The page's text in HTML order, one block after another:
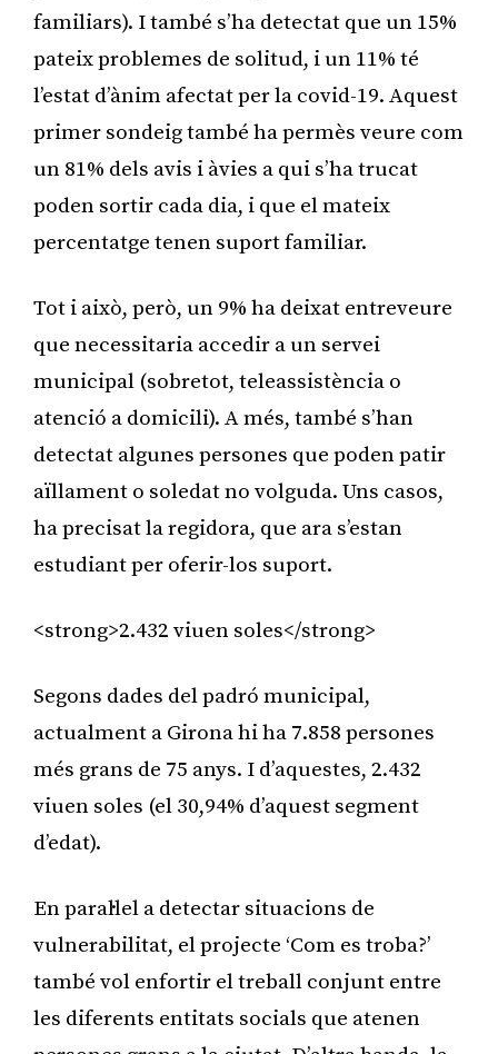
familiars). I també s’ha detectat que un 15%
pateix problemes de solitud, i un 11% té
l’estat d’ànim afectat per la covid-19. Aquest
primer sondeig també ha permès veure com
un 81% dels avis i àvies a qui s’ha trucat
poden sortir cada dia, i que el mateix
percentatge tenen suport familiar.
Tot i això, però, un 9% ha deixat entreveure
que necessitaria accedir a un servei
municipal (sobretot, teleassistència o
atenció a domicili). A més, també s’han
detectat algunes persones que poden patir
aïllament o soledat no volguda. Uns casos,
ha precisat la regidora, que ara s’estan
estudiant per oferir-los suport.
<strong>2.432 viuen soles</strong>
Segons dades del padró municipal,
actualment a Girona hi ha 7.858 persones
més grans de 75 anys. I d’aquestes, 2.432
viuen soles (el 30,94% d’aquest segment
d’edat).
En paral·lel a detectar situacions de
vulnerabilitat, el projecte ‘Com es troba?’
també vol enfortir el treball conjunt entre
les diferents entitats socials que atenen